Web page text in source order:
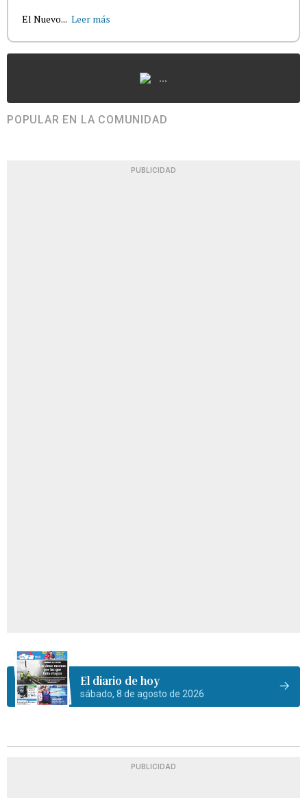
El Nuevo... Leer más
...
POPULAR EN LA COMUNIDAD
PUBLICIDAD
El diario de hoy
sábado, 8 de agosto de 2026
PUBLICIDAD